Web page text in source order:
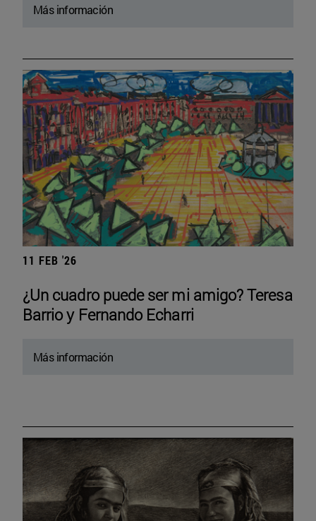
Más información
11 FEB '26
¿Un cuadro puede ser mi amigo? Teresa
Barrio y Fernando Echarri
Más información